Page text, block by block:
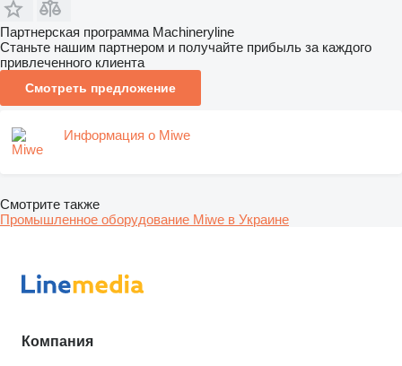
Партнерская программа Machineryline
Станьте нашим партнером и получайте прибыль за каждого
привлеченного клиента
Смотреть предложение
Информация о Miwe
Смотрите также
Промышленное оборудование Miwe в Украине
Компания